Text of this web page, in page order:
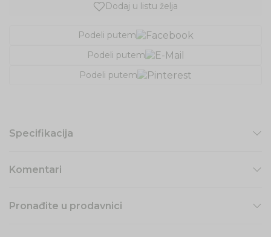
Dodaj u listu želja
Podeli putem
Podeli putem
Podeli putem
Specifikacija
Komentari
Pronađite u prodavnici